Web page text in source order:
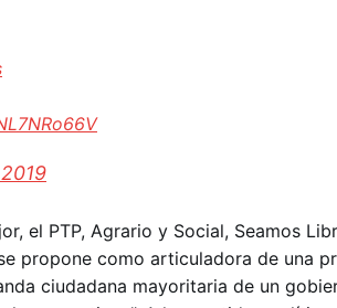
el PTP, Agrario y Social, Seamos
propone como articuladora de una
ciudadana mayoritaria de un